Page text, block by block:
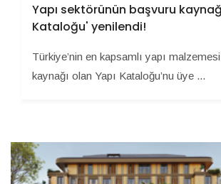
Yapı sektörünün başvuru
Kataloğu' yenilendi!
Türkiye’nin en kapsamlı yapı
kaynağı olan Yapı Kataloğu’nu üye ...